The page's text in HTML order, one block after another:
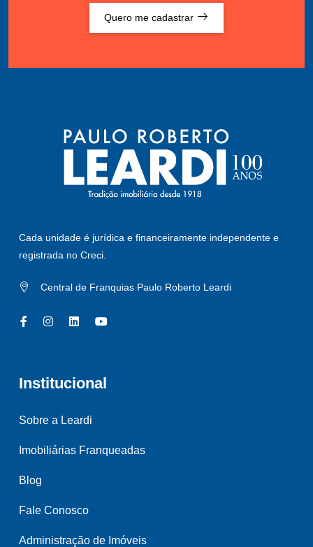
Quero me cadastrar
Cada unidade é jurídica e financeiramente independente e
registrada no Creci.
Central de Franquias Paulo Roberto Leardi
Institucional
Sobre a Leardi
Imobiliárias Franqueadas
Blog
Fale Conosco
Administração de Imóveis